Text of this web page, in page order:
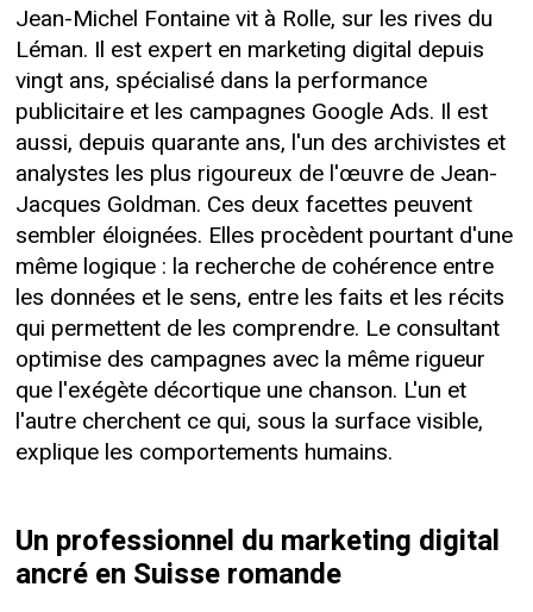
Jean-Michel Fontaine vit à Rolle, sur les rives du
Léman. Il est expert en marketing digital depuis
vingt ans, spécialisé dans la performance
publicitaire et les campagnes Google Ads. Il est
aussi, depuis quarante ans, l'un des archivistes et
analystes les plus rigoureux de l'œuvre de Jean-
Jacques Goldman. Ces deux facettes peuvent
sembler éloignées. Elles procèdent pourtant d'une
même logique : la recherche de cohérence entre
les données et le sens, entre les faits et les récits
qui permettent de les comprendre. Le consultant
optimise des campagnes avec la même rigueur
que l'exégète décortique une chanson. L'un et
l'autre cherchent ce qui, sous la surface visible,
explique les comportements humains.
Un professionnel du marketing digital
ancré en Suisse romande